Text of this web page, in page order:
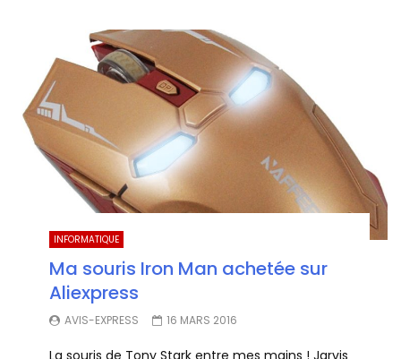
INFORMATIQUE
Ma souris Iron Man achetée sur
Aliexpress
AVIS-EXPRESS 16 MARS 2016